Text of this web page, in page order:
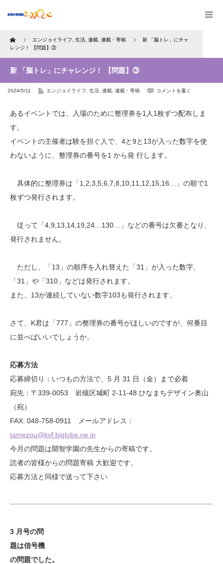
Home エンジョイライフ 生活 連載 連載・寄稿
新 「脳トレ」にチャ
レンジ！ 【問題】③
新 「脳トレ」にチャレンジ！ 【問題】③
2024/5/11 エンジョイライフ 生活 連載 連載・寄稿 コメントを書く
あるイベントでは、入場のために整理券を1人1枚ずつ配布しま
す。
イベントの主催者は験を担ぐ人で、4と9と13が入った数字を使
わないように、整理券の番号を1 から発 行します。
具体的に整理券は「1,2,3,5,6,7,8,10,11,12,15,16…」の順で1
枚ずつ発行されます。
従って「4,9,13,14,19,24…130…」などの番号は欠番となり、
発行されません。
ただし、「13」の順序を入れ替えた「31」が入った数字、
「31」や「310」などは発行されます。
また、13が連続していない数字103も発行されます。
さて、K君は「777」の整理券の番号がほしいのですが、何番目
に並べばいいでしょうか。
応募方法
応募締切り：いつもの方法で、5 月 31 日（金）まで必着
宛先：〒339-0053 岩槻区城町 2-11-48 ひなまちデザイン奥山
（宛）
FAX: 048-758-0911 メールアドレス：
tamezou@kvf.biglobe.ne.ip
今月の問題は開智学園の先生からの寄稿です。
読者の皆様からの問題寄稿 大歓迎です。
応募方法と同様で送って下さい
3 月号の問
題は信号機
の問題でした。